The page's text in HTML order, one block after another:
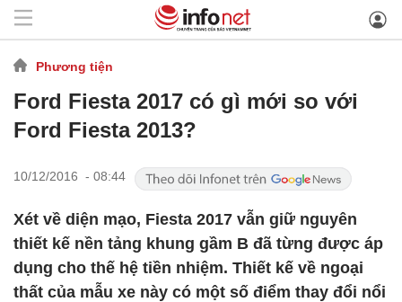
Phương tiện
Ford Fiesta 2017 có gì mới so với
Ford Fiesta 2013?
10/12/2016 - 08:44
Xét về diện mạo, Fiesta 2017 vẫn giữ nguyên
thiết kế nền tảng khung gầm B đã từng được áp
dụng cho thế hệ tiền nhiệm. Thiết kế về ngoại
thất của mẫu xe này có một số điểm thay đổi nổi